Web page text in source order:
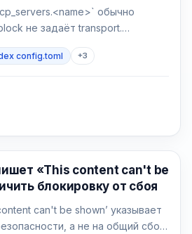
обычно
не задаёт transport.
разбор и соединение.
config.toml +3
«This content can't be
блокировку от сбоя
can't be shown’ указывает
а не на общий сбой